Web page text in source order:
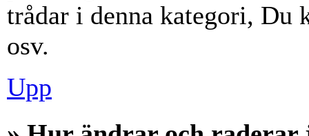
trådar i denna kategori, Du
osv.
Upp